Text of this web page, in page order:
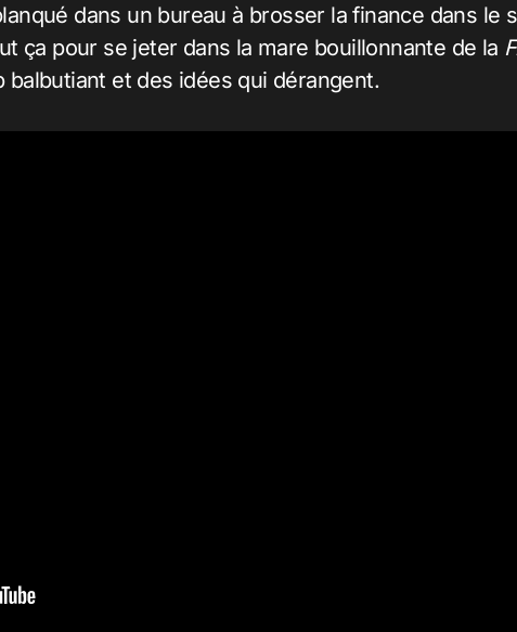
dans un bureau à brosser la finance dans le
ça pour se jeter dans la mare bouillonnante de la
et des idées qui dérangent.